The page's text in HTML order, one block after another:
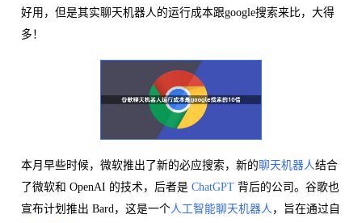
好用，但是其实聊天机器人的运行成本跟google搜索来比，大得
多！
本月早些时候，微软推出了新的必应搜索，新的聊天机器人结合
了微软和 OpenAI 的技术，后者是 ChatGPT背后的公司。谷歌也
宣布计划推出 Bard，这是一个人工智能聊天机器人 ，旨在通过自